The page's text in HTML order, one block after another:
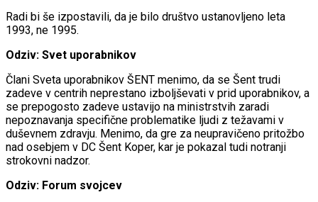
Radi bi še izpostavili, da je bilo društvo ustanovljeno leta
1993, ne 1995.
Odziv: Svet uporabnikov
Člani Sveta uporabnikov ŠENT menimo, da se Šent trudi
zadeve v centrih neprestano izboljševati v prid uporabnikov, a
se prepogosto zadeve ustavijo na ministrstvih zaradi
nepoznavanja specifične problematike ljudi z težavami v
duševnem zdravju. Menimo, da gre za neupravičeno pritožbo
nad osebjem v DC Šent Koper, kar je pokazal tudi notranji
strokovni nadzor.
Odziv: Forum svojcev